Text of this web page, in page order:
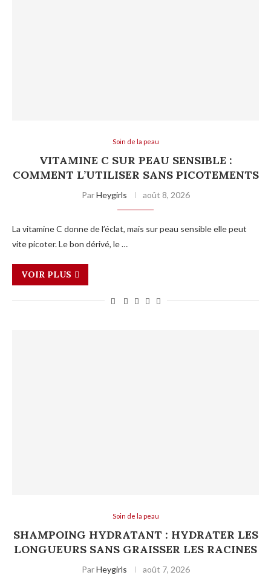
Soin de la peau
VITAMINE C SUR PEAU SENSIBLE :
COMMENT L’UTILISER SANS PICOTEMENTS
ParHeygirls août 8, 2026
La vitamine C donne de l’éclat, mais sur peau sensible elle peut
vite picoter. Le bon dérivé, le …
VOIR PLUS
Soin de la peau
SHAMPOING HYDRATANT : HYDRATER LES
LONGUEURS SANS GRAISSER LES RACINES
ParHeygirls août 7, 2026